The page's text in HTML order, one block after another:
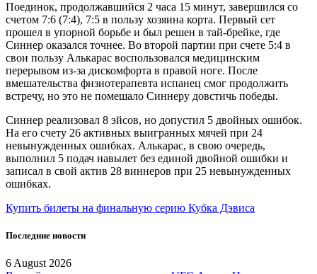
Поединок, продолжавшийся 2 часа 15 минут, завершился со
счетом 7:6 (7:4), 7:5 в пользу хозяина корта. Первый сет
прошел в упорной борьбе и был решен в тай-брейке, где
Синнер оказался точнее. Во второй партии при счете 5:4 в
свои пользу Алькарас воспользовался медицинским
перерывом из-за дискомфорта в правой ноге. После
вмешательства физиотерапевта испанец смог продолжить
встречу, но это не помешало Синнеру довстичь победы.
Синнер реализовал 8 эйсов, но допустил 5 двойных ошибок.
На его счету 26 активных выигранных мячей при 24
невынужденных ошибках. Алькарас, в свою очередь,
выполнил 5 подач навылет без единой двойной ошибки и
записал в свой актив 28 виннеров при 25 невынужденных
ошибках.
Купить билеты на финальную серию Кубка Дэвиса
Последние новости
6 August 2026